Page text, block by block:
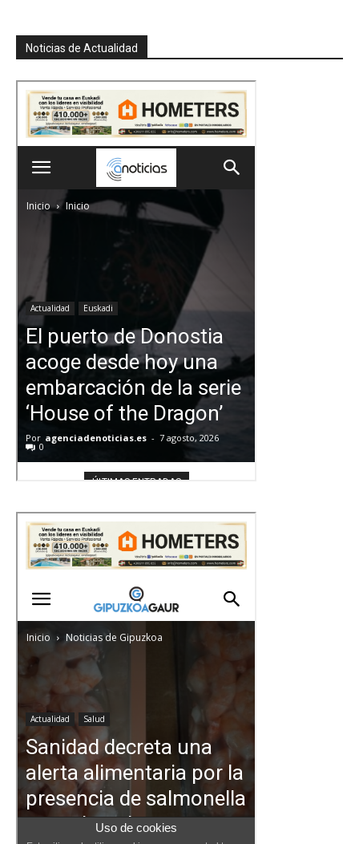
Noticias de Actualidad